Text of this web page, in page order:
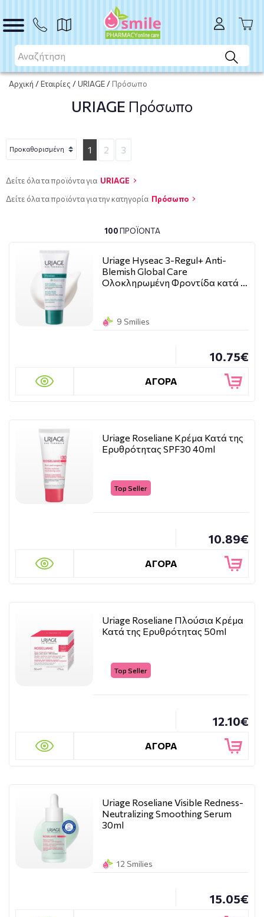
Αρχική /Εταιρίες /URIAGE / Πρόσωπο
URIAGE Πρόσωπο
1 2 3
Δείτε όλα τα προϊόντα για URIAGE
Δείτε όλα τα προϊόντα για την κατηγορία Πρόσωπο
100ΠΡΟΪΌΝΤΑ
Uriage Hyseac 3-Regul+ Anti-
Blemish Global Care
Ολοκληρωμένη Φροντίδα κατά …
9 Smilies
10.75€
ΑΓΟΡΑ
Uriage Roseliane Κρέμα Κατά της
Ερυθρότητας SPF30 40ml
Top Seller
10.89€
ΑΓΟΡΑ
Uriage Roseliane Πλούσια Κρέμα
Κατά της Ερυθρότητας 50ml
Top Seller
12.10€
ΑΓΟΡΑ
Uriage Roseliane Visible Redness-
Neutralizing Smoothing Serum
30ml
12 Smilies
15.05€